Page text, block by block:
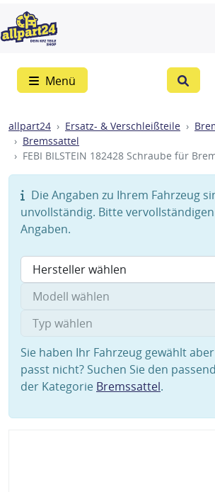
Menü
allpart24 Ersatz- & Verschleißteile
Bremssattel
FEBI BILSTEIN 182428 Schraube für
Die Angaben zu Ihrem Fahrzeug
unvollständig. Bitte
Angaben.
Sie haben Ihr Fahrzeug gewählt
passt nicht? Suchen Sie den
der Kategorie Bremssattel.